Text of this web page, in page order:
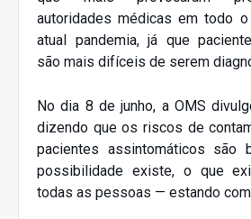
autoridades médicas em todo o
atual pandemia, já que
são mais difíceis de serem
No dia 8 de junho, a OMS
dizendo que os riscos de
pacientes assintomáticos são
possibilidade existe, o que
todas as pessoas — estando